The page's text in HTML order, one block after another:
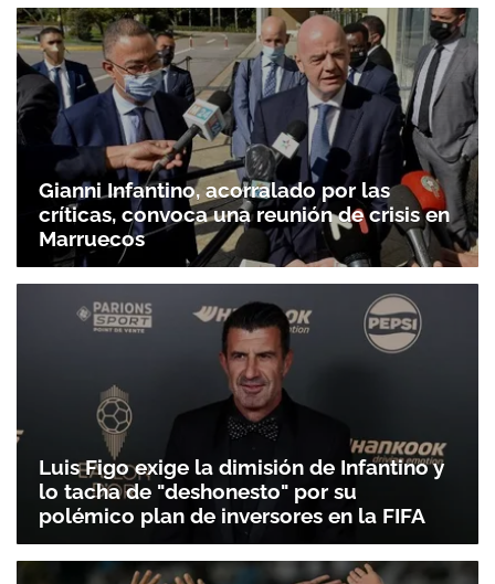
Gianni Infantino, acorralado por las
críticas, convoca una reunión de crisis en
Marruecos
Luis Figo exige la dimisión de Infantino y
lo tacha de "deshonesto" por su
polémico plan de inversores en la FIFA